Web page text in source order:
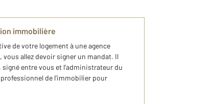
immobilière
de votre logement à une agence
allez devoir signer un mandat. Il
signé entre vous et l’administrateur du
de l’immobilier pour